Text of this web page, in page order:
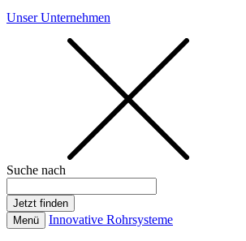
Unser Unternehmen
Suche nach
Menü Innovative Rohrsysteme